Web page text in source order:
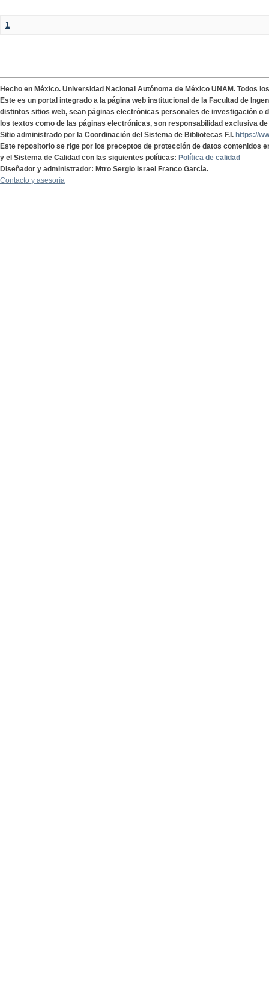
1
Hecho en México. Universidad Nacional Autónoma de México UNAM. Todos
Este es un portal integrado a la página web institucional de la Facultad de
distintos sitios web, sean páginas electrónicas personales de investigación o
los textos como de las páginas electrónicas, son responsabilidad exclusiva
Sitio administrado por la Coordinación del Sistema de Bibliotecas F.I. https://
Este repositorio se rige por los preceptos de protección de datos contenidos
y el Sistema de Calidad con las siguientes políticas: Política de calidad
Diseñador y administrador: Mtro Sergio Israel Franco García.
Contacto y asesoría